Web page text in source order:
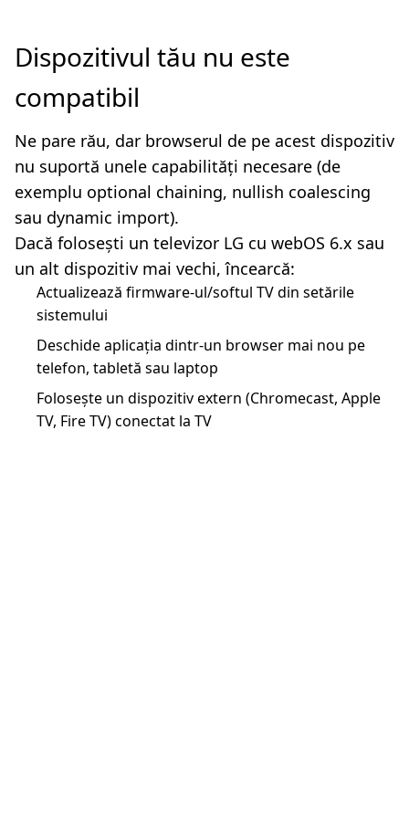
Dispozitivul tău nu este
compatibil
Ne pare rău, dar browserul de pe acest dispozitiv
nu suportă unele capabilități necesare (de
exemplu optional chaining, nullish coalescing
sau dynamic import).
Dacă folosești un televizor LG cu webOS 6.x sau
un alt dispozitiv mai vechi, încearcă:
Actualizează firmware-ul/softul TV din setările
sistemului
Deschide aplicația dintr-un browser mai nou pe
telefon, tabletă sau laptop
Folosește un dispozitiv extern (Chromecast, Apple
TV, Fire TV) conectat la TV